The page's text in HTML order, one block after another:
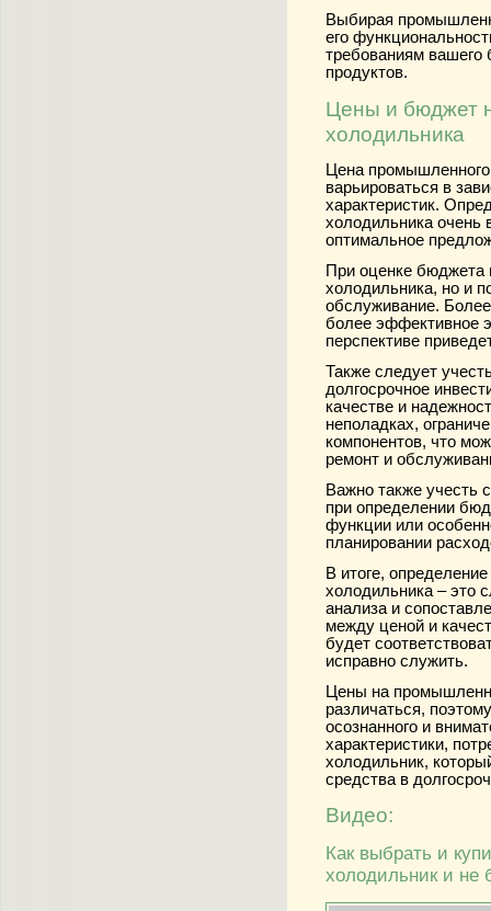
Выбирая
его
требованиям вашего
продуктов.
Цены и бюджет
холодильника
Цена
варьироваться в
характеристик.
холодильника очень
оптимальное
При оценке бюджета
холодильника, но и
обслуживание.
более эффективное
перспективе
Также следует
долгосрочное
качестве и
неполадках,
компонентов, что
ремонт и
Важно также учесть
при определении
функции или
планировании
В итоге,
холодильника – это
анализа и
между ценой и
будет
исправно служить.
Цены на
различаться,
осознанного и
характеристики,
холодильник,
средства в
Видео:
Как выбрать и
холодильник и не